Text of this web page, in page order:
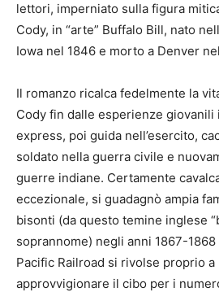
lettori, imperniato sulla figura
Cody, in “arte” Buffalo Bill, nato
Iowa nel 1846 e morto a Denver
Il romanzo ricalca fedelmente la
Cody fin dalle esperienze giovanili
express, poi guida nell’esercito,
soldato nella guerra civile e
guerre indiane. Certamente
eccezionale, si guadagnò ampia
bisonti (da questo temine inglese
soprannome) negli anni 1867-1868
Pacific Railroad si rivolse proprio
approvvigionare il cibo per i